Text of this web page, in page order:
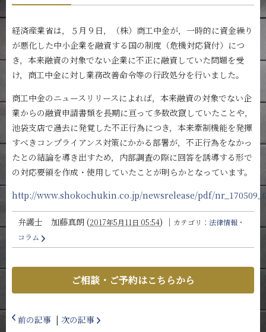
経済産業省は，５月９日，（株）商工中金が，一時的に資金繰り
が悪化した中小企業を融資する国の制度（危機対応貸付）につ
き，本来融資の対象でない企業に不正に融資していた問題を受
け，商工中金に対し業務改善命令等の行政処分を行いました。
商工中金のニュースリリースによれば，本来融資の対象でない企
業からの融資申請書類を長期に亘って多数改竄していたことや，
池袋支店で過去に発覚した不正行為につき，本来牽制機能を発揮
すべきコンプライアンス対策にかかる部署が，不正行為をなかっ
たとの結論を導き出すため，内部調査の際に回答を誘導する形で
の対応要領を作成・使用していたことが明らかとなっています。
http://www.shokochukin.co.jp/newsrelease/pdf/
弁護士 加藤真朗 (2017年5月11日 05:54) ｜ カテゴリ： 法律情報・
コラム
ご相談・ご予約はこちらから
前の記事 | 次の記事